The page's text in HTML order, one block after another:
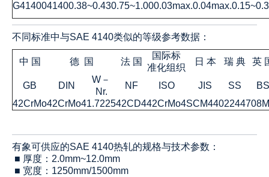
G4140041400.38~0.430.75~1.000.03max.0.04max.
不同标准中与SAE 4140类似的等级参考数据：
中 国 德 国 法 国
国际标
日 本 瑞 典 英
准化组织
GB
DIN
W－
Nr.
NF ISO JIS SS
BS
42CrMo42CrMo41.722542CD442CrMo4SCM4402244
有象可供应的SAE 4140热轧的规格与技术参数：
■ 厚度：2.0mm~12.0mm
■ 宽度：1250mm/1500mm